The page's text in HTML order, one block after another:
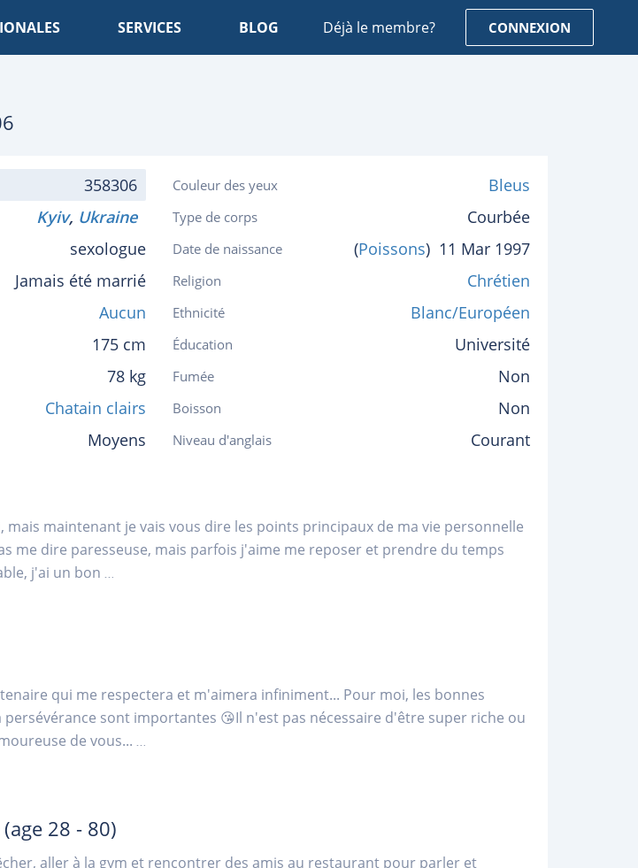
SERVICES BLOG Déjà le membre? CONNEXION
358306
Kyiv, Ukraine
sexologue
Jamais été marrié
Aucun
175 cm
78 kg
Chatain clairs
Moyens
Couleur des yeux Bleus
Type de corps Courbée
Date de naissance (Poissons) 11 Mar 1997
Religion Chrétien
Ethnicité Blanc/Européen
Éducation Université
Fumée Non
Boisson Non
Niveau d'anglais Courant
mais maintenant je vais vous dire les points principaux de ma vie personnelle
me dire paresseuse, mais parfois j'aime me reposer et prendre du temps
j'ai un bon ...
qui me respectera et m'aimera infiniment... Pour moi, les bonnes
sont importantes 😘Il n'est pas nécessaire d'être super riche ou
de vous... ...
(age 28 - 80)
aller à la gym et rencontrer des amis au restaurant pour parler et